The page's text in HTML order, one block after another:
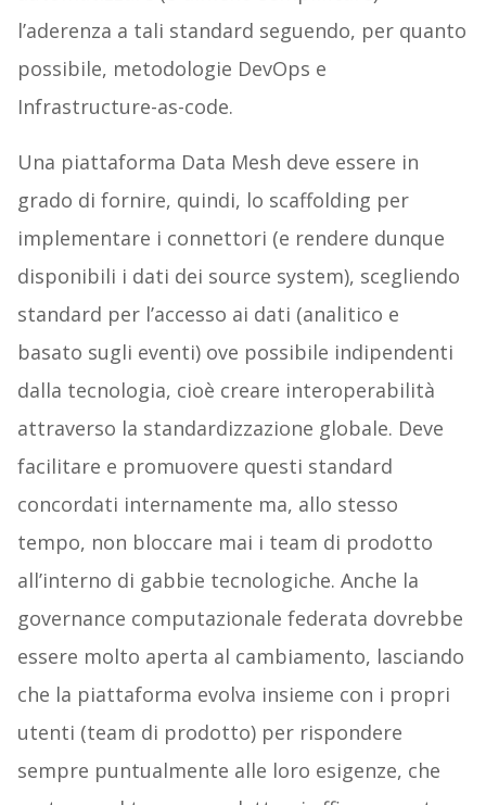
l’aderenza a tali standard seguendo, per quanto
possibile, metodologie DevOps e
Infrastructure-as-code.
Una piattaforma Data Mesh deve essere in
grado di fornire, quindi, lo scaffolding per
implementare i connettori (e rendere dunque
disponibili i dati dei source system), scegliendo
standard per l’accesso ai dati (analitico e
basato sugli eventi) ove possibile indipendenti
dalla tecnologia, cioè creare interoperabilità
attraverso la standardizzazione globale. Deve
facilitare e promuovere questi standard
concordati internamente ma, allo stesso
tempo, non bloccare mai i team di prodotto
all’interno di gabbie tecnologiche. Anche la
governance computazionale federata dovrebbe
essere molto aperta al cambiamento, lasciando
che la piattaforma evolva insieme con i propri
utenti (team di prodotto) per rispondere
sempre puntualmente alle loro esigenze, che